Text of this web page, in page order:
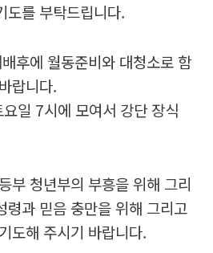
도를 부탁드립니다.
후에 월동준비와 대청소로 함
랍니다.
요일 7시에 모여서 강단 장식
부 청년부의 부흥을 위해 그리
령과 믿음 충만을 위해 그리고
도해 주시기 바랍니다.